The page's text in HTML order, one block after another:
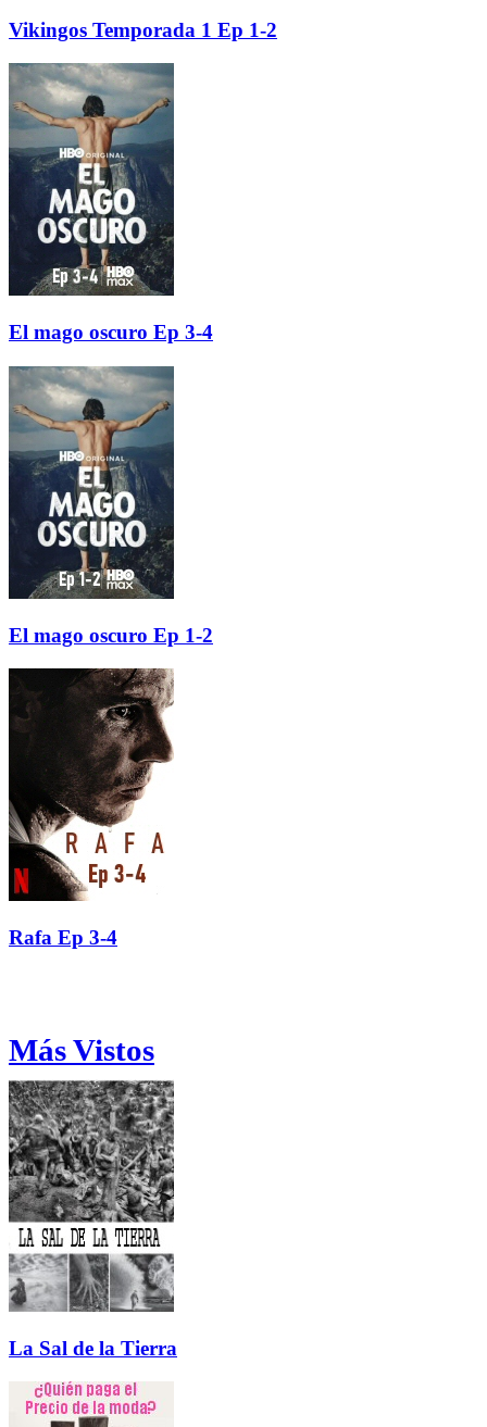
Vikingos Temporada 1 Ep 1-2
El mago oscuro Ep 3-4
El mago oscuro Ep 1-2
Rafa Ep 3-4
Más Vistos
La Sal de la Tierra